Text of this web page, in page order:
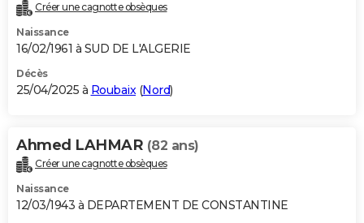
Créer une cagnotte obsèques
Naissance
16/02/1961 à SUD DE L'ALGERIE
Décès
25/04/2025 à Roubaix(Nord)
Ahmed LAHMAR (82 ans)
Créer une cagnotte obsèques
Naissance
12/03/1943 à DEPARTEMENT DE CONSTANTINE